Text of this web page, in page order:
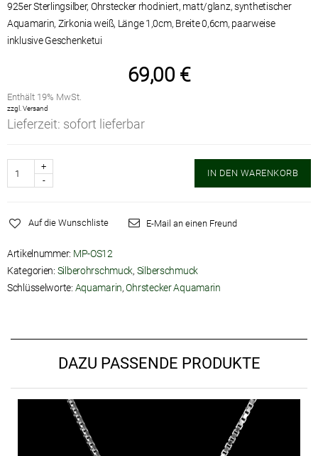
925er Sterlingsilber, Ohrstecker rhodiniert, matt/glanz, synthetischer
Aquamarin, Zirkonia weiß, Länge 1,0cm, Breite 0,6cm, paarweise
69,00 €
Enthält 19% MwSt.
zzgl.Versand
Lieferzeit: sofort lieferbar
IN DEN WARENKORB
Auf die Wunschliste E-Mail an einen Freund
Artikelnummer: MP-OS12
Kategorien: Silberohrschmuck, Silberschmuck
Schlüsselworte: Aquamarin,Ohrstecker Aquamarin
DAZU PASSENDE PRODUKTE